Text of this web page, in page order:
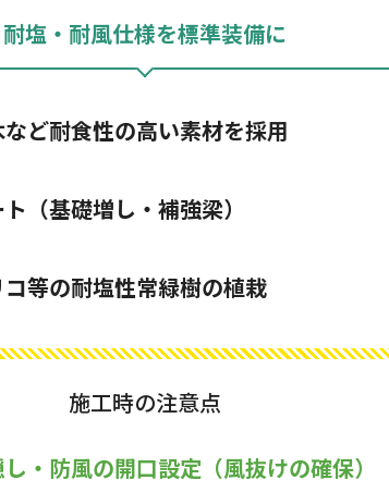
耐塩・耐風仕様を標準装備に
ど耐食性の高い素材を採用
（基礎増し・補強梁）
等の耐塩性常緑樹の植栽
施工時の注意点
・防風の開口設定（風抜けの確保）